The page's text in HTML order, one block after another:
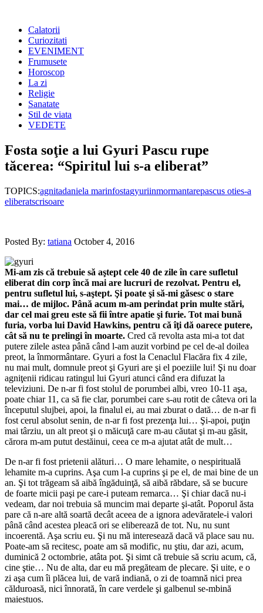
Calatorii
Curiozitati
EVENIMENT
Frumusete
Horoscop
La zi
Religie
Sanatate
Stil de viata
VEDETE
Fosta soţie a lui Gyuri Pascu rupe
tăcerea: “Spiritul lui s-a eliberat”
TOPICS:agnitadaniela marinfostagyuriinmormantarepascus oties-a
eliberatscrisoare
Posted By: tatiana October 4, 2016
Mi-am zis că trebuie să aştept cele 40 de zile în care sufletul
eliberat din corp încă mai are lucruri de rezolvat. Pentru el,
pentru sufletul lui, s-aştept. Şi poate şi să-mi găsesc o stare
mai… de mijloc. Până acum m-am perindat prin multe stări,
dar cel mai greu este să fii între apatie şi furie. Tot mai bună
furia, vorba lui David Hawkins, pentru că îţi dă oarece putere,
cât să nu te prelingi în moarte. Cred că revolta asta mi-a tot dat
putere zilele astea până când l-am auzit vorbind pe cel de-al doilea
preot, la înmormântare. Gyuri a fost la Cenaclul Flacăra fix 4 zile,
nu mai mult, domnule preot şi Gyuri are şi el poeziile lui! Şi nu doar
agniţenii ridicau ratingul lui Gyuri atunci când era difuzat la
televiziuni. De n-ar fi fost stolul de porumbei albi, vreo 10-11 aşa,
poate chiar 11, ca să fie clar, porumbei care s-au rotit de câteva ori la
începutul slujbei, apoi, la finalul ei, au mai zburat o dată… de n-ar fi
fost cerul absolut senin, de n-ar fi fost prezenţa lui… Şi-apoi, puţin
mai târziu, un alt preot şi o măicuţă care m-au căutat şi m-au găsit,
cărora m-am putut destăinui, ceea ce m-a ajutat atât de mult…
De n-ar fi fost prietenii alături… O mare lehamite, o nespirituală
lehamite m-a cuprins. Aşa cum l-a cuprins şi pe el, de mai bine de un
an. Şi tot trăgeam să aibă îngăduinţă, să aibă răbdare, să se bucure
de foarte micii paşi pe care-i puteam remarca… Şi chiar dacă nu-i
vedeam, dar noi trebuia să muncim mai departe şi-atât. Poporul ăsta
pare că n-are altă soartă decât aceea de a ignora adevăratele-i valori
până când acestea pleacă ori se eliberează de tot. Nu, nu sunt
incoerentă. Aşa scriu eu. Şi nu mă interesează dacă vă place sau nu.
Poate-am să recitesc, poate am să modific, nu ştiu, dar azi, acum,
duminică 2 octombrie, atâta pot. Şi simt că trebuie să scriu acum, că,
cine ştie… Nu de alta, dar eu mă pregăteam de plecare. Şi uite, e o
zi aşa cum îi plăcea lui, de vară indiană, o zi de toamnă nici prea
călduroasă, nici înnorată, în care verdele şi galbenul se-mbină
maiestuos.